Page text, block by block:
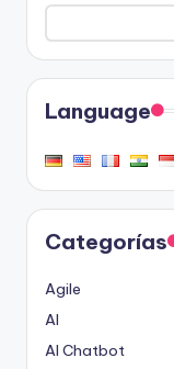
Language
Categorías
Agile
AI
AI Chatbot